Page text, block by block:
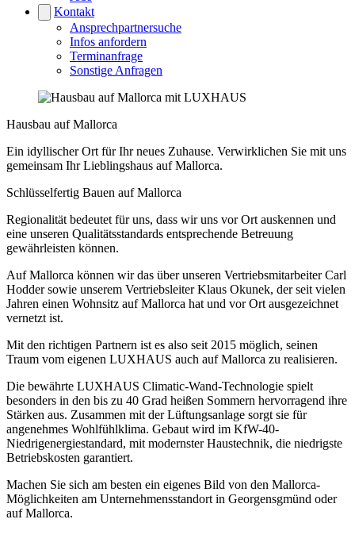
Kontakt
Ansprechpartnersuche
Infos anfordern
Terminanfrage
Sonstige Anfragen
Hausbau auf Mallorca
Ein idyllischer Ort für Ihr neues Zuhause. Verwirklichen Sie mit uns
gemeinsam Ihr Lieblingshaus auf Mallorca.
Schlüsselfertig Bauen auf Mallorca
Regionalität bedeutet für uns, dass wir uns vor Ort auskennen und
eine unseren Qualitätsstandards entsprechende Betreuung
gewährleisten können.
Auf Mallorca können wir das über unseren Vertriebsmitarbeiter Carl
Hodder sowie unserem Vertriebsleiter Klaus Okunek, der seit vielen
Jahren einen Wohnsitz auf Mallorca hat und vor Ort ausgezeichnet
vernetzt ist.
Mit den richtigen Partnern ist es also seit 2015 möglich, seinen
Traum vom eigenen LUXHAUS auch auf Mallorca zu realisieren.
Die bewährte LUXHAUS Climatic-Wand-Technologie spielt
besonders in den bis zu 40 Grad heißen Sommern hervorragend ihre
Stärken aus. Zusammen mit der Lüftungsanlage sorgt sie für
angenehmes Wohlfühlklima. Gebaut wird im KfW-40-
Niedrigenergiestandard, mit modernster Haustechnik, die niedrigste
Betriebskosten garantiert.
Machen Sie sich am besten ein eigenes Bild von den Mallorca-
Möglichkeiten am Unternehmensstandort in Georgensgmünd oder
auf Mallorca.